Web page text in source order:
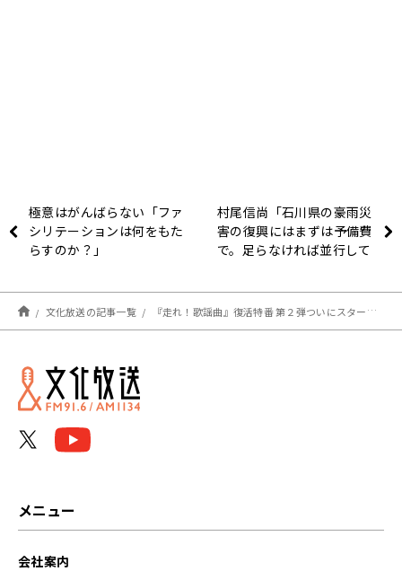
極意はがんばらない「ファ
シリテーションは何をもた
らすのか？」
村尾信尚「石川県の豪雨災
害の復興にはまずは予備費
で。足らなければ並行して
き」
文化放送の記事一覧 『走れ！歌謡曲』復活特番 第２弾ついにスタート！
メニュー
会社案内